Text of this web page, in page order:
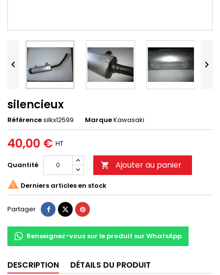
 
silencieux
Référencesilkx12599 MarqueKawasaki
40,00 € HT
Quantité  Ajouter au panier
 Derniers articles en stock
Partager
Renseignez-vous sur le produit sur WhatsApp
DESCRIPTION DÉTAILS DU PRODUIT